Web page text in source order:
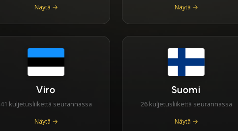
Näytä →
Näytä →
Viro
41 kuljetusliikettä seurannassa
Näytä →
Suomi
26 kuljetusliikettä seurannassa
Näytä →